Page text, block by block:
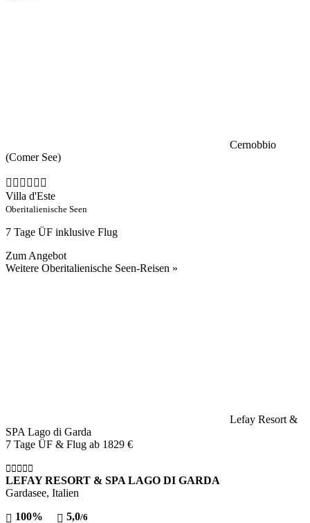
Cernobbio
(Comer See)
Villa d'Este
Oberitalienische Seen
7 Tage ÜF inklusive Flug
Zum Angebot
Weitere Oberitalienische Seen-Reisen »
Lefay Resort &
SPA Lago di Garda
7 Tage ÜF & Flug ab 1829 €
LEFAY RESORT & SPA LAGO DI GARDA
Gardasee, Italien
100%
5,0/6